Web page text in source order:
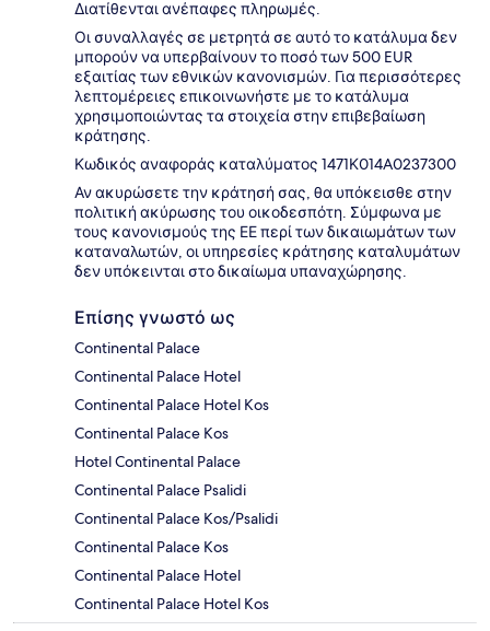
Διατίθενται ανέπαφες πληρωμές.
Οι συναλλαγές σε μετρητά σε αυτό το κατάλυμα δεν
μπορούν να υπερβαίνουν το ποσό των 500 EUR
εξαιτίας των εθνικών κανονισμών. Για περισσότερες
λεπτομέρειες επικοινωνήστε με το κατάλυμα
χρησιμοποιώντας τα στοιχεία στην επιβεβαίωση
κράτησης.
Κωδικός αναφοράς καταλύματος 1471Κ014A0237300
Αν ακυρώσετε την κράτησή σας, θα υπόκεισθε στην
πολιτική ακύρωσης του οικοδεσπότη. Σύμφωνα με
τους κανονισμούς της ΕΕ περί των δικαιωμάτων των
καταναλωτών, οι υπηρεσίες κράτησης καταλυμάτων
δεν υπόκεινται στο δικαίωμα υπαναχώρησης.
Επίσης γνωστό ως
Continental Palace
Continental Palace Hotel
Continental Palace Hotel Kos
Continental Palace Kos
Hotel Continental Palace
Continental Palace Psalidi
Continental Palace Kos/Psalidi
Continental Palace Kos
Continental Palace Hotel
Continental Palace Hotel Kos